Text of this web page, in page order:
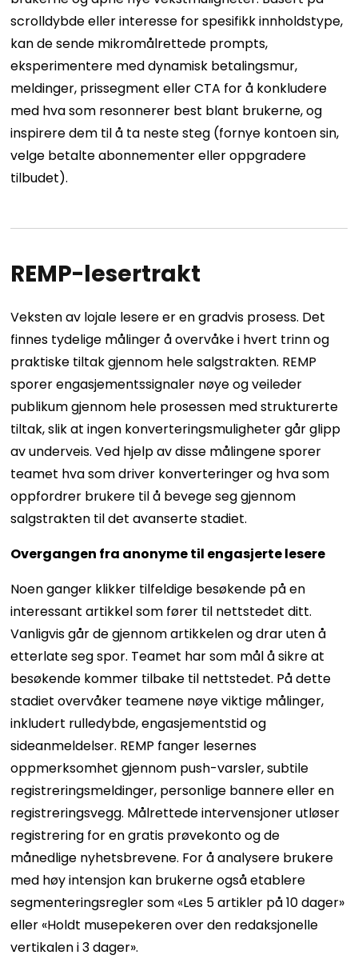
scrolldybde eller interesse for spesifikk innholdstype,
kan de sende mikromålrettede prompts,
eksperimentere med dynamisk betalingsmur,
meldinger, prissegment eller CTA for å konkludere
med hva som resonnerer best blant brukerne, og
inspirere dem til å ta neste steg (fornye kontoen sin,
velge betalte abonnementer eller oppgradere
tilbudet).
REMP-lesertrakt
Veksten av lojale lesere er en gradvis prosess. Det
finnes tydelige målinger å overvåke i hvert trinn og
praktiske tiltak gjennom hele salgstrakten. REMP
sporer engasjementssignaler nøye og veileder
publikum gjennom hele prosessen med strukturerte
tiltak, slik at ingen konverteringsmuligheter går glipp
av underveis. Ved hjelp av disse målingene sporer
teamet hva som driver konverteringer og hva som
oppfordrer brukere til å bevege seg gjennom
salgstrakten til det avanserte stadiet.
Overgangen fra anonyme til engasjerte lesere
Noen ganger klikker tilfeldige besøkende på en
interessant artikkel som fører til nettstedet ditt.
Vanligvis går de gjennom artikkelen og drar uten å
etterlate seg spor. Teamet har som mål å sikre at
besøkende kommer tilbake til nettstedet. På dette
stadiet overvåker teamene nøye viktige målinger,
inkludert rulledybde, engasjementstid og
sideanmeldelser. REMP fanger lesernes
oppmerksomhet gjennom push-varsler, subtile
registreringsmeldinger, personlige bannere eller en
registreringsvegg. Målrettede intervensjoner utløser
registrering for en gratis prøvekonto og de
månedlige nyhetsbrevene. For å analysere brukere
med høy intensjon kan brukerne også etablere
segmenteringsregler som «Les 5 artikler på 10 dager»
eller «Holdt musepekeren over den redaksjonelle
vertikalen i 3 dager».